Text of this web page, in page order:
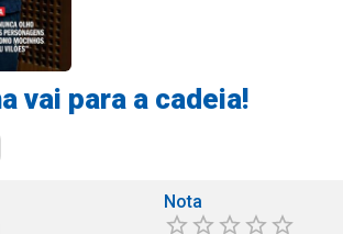
vai para a cadeia!
Nota